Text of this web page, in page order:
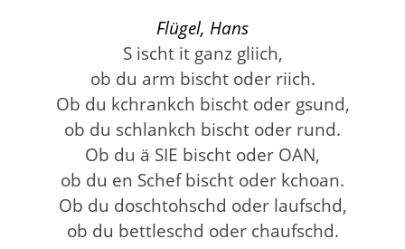
Flügel, Hans
S ischt it ganz gliich,
ob du arm bischt oder riich.
Ob du kchrankch bischt oder gsund,
ob du schlankch bischt oder rund.
Ob du ä SIE bischt oder OAN,
ob du en Schef bischt oder kchoan.
Ob du doschtohschd oder laufschd,
ob du bettleschd oder chaufschd.